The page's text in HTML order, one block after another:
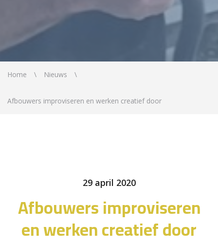
Home Nieuws
Afbouwers improviseren en werken creatief door
29 april 2020
Afbouwers improviseren
en werken creatief door